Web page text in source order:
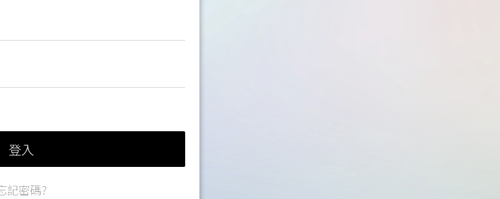
登入
記密碼?